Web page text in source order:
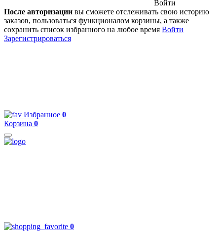
Войти
После авторизации вы сможете отслеживать свою историю
заказов, пользоваться функционалом корзины, а также
сохранить список избранного на любое время Войти
Зарегистрироваться
Избранное 0
Корзина 0
0